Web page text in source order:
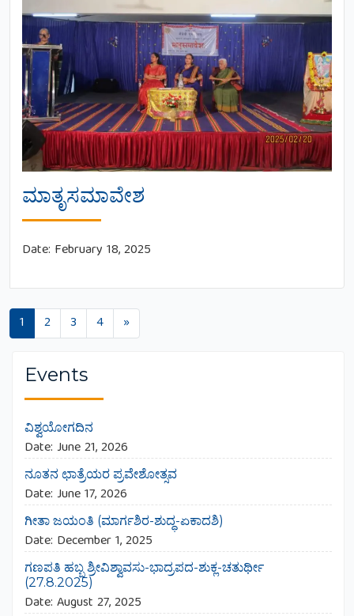
ಮಾತೃಸಮಾವೇಶ
Date: February 18, 2025
Posts navigation
1 2 3 4 »
Events
ವಿಶ್ವಯೋಗದಿನ
Date: June 21, 2026
ನೂತನ ಛಾತ್ರೆಯರ ಪ್ರವೇಶೋತ್ಸವ
Date: June 17, 2026
ಗೀತಾ ಜಯಂತಿ (ಮಾರ್ಗಶಿರ-ಶುದ್ಧ-ಏಕಾದಶಿ)
Date: December 1, 2025
ಗಣಪತಿ ಹಬ್ಬ ಶ್ರೀವಿಶ್ವಾವಸು-ಭಾದ್ರಪದ-ಶುಕ್ಲ-ಚತುರ್ಥೀ
(27.8.2025)
Date: August 27, 2025